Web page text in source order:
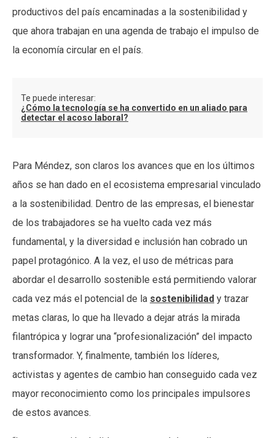
productivos del país encaminadas a la sostenibilidad y
que ahora trabajan en una agenda de trabajo el impulso de
la economía circular en el país.
Te puede interesar:
¿Cómo la tecnología se ha convertido en un aliado para
detectar el acoso laboral?
Para Méndez, son claros los avances que en los últimos
años se han dado en el ecosistema empresarial vinculado
a la sostenibilidad. Dentro de las empresas, el bienestar
de los trabajadores se ha vuelto cada vez más
fundamental, y la diversidad e inclusión han cobrado un
papel protagónico. A la vez, el uso de métricas para
abordar el desarrollo sostenible está permitiendo valorar
cada vez más el potencial de la sostenibilidad y trazar
metas claras, lo que ha llevado a dejar atrás la mirada
filantrópica y lograr una “profesionalización” del impacto
transformador. Y, finalmente, también los líderes,
activistas y agentes de cambio han conseguido cada vez
mayor reconocimiento como los principales impulsores
de estos avances.